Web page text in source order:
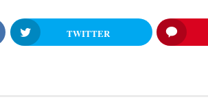
TWITTER